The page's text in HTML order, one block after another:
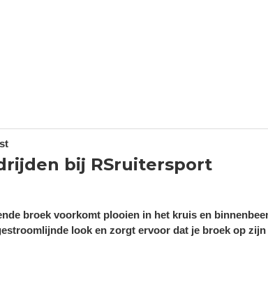
bij RSruitersport
broek voorkomt plooien in het kruis en
look en zorgt ervoor dat je broek op zijn